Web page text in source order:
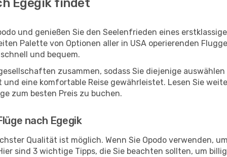
Egegik findet
und genießen Sie den Seelenfrieden eines
Palette von Optionen aller in USA operierenden
und bequem.
zusammen, sodass Sie diejenige
und eine komfortable Reise gewährleistet. Lesen Sie
zum besten Preis zu buchen.
nach Egegik
Qualität ist möglich. Wenn Sie Opodo verwenden,
sind 3 wichtige Tipps, die Sie beachten sollten, um